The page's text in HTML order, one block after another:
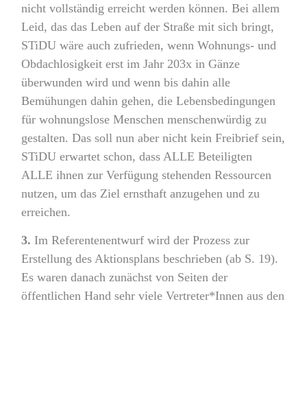
nicht vollständig erreicht werden können. Bei allem
Leid, das das Leben auf der Straße mit sich bringt,
STiDU wäre auch zufrieden, wenn Wohnungs- und
Obdachlosigkeit erst im Jahr 203x in Gänze
überwunden wird und wenn bis dahin alle
Bemühungen dahin gehen, die Lebensbedingungen
für wohnungslose Menschen menschenwürdig zu
gestalten. Das soll nun aber nicht kein Freibrief sein,
STiDU erwartet schon, dass ALLE Beteiligten
ALLE ihnen zur Verfügung stehenden Ressourcen
nutzen, um das Ziel ernsthaft anzugehen und zu
erreichen.
3. Im Referentenentwurf wird der Prozess zur
Erstellung des Aktionsplans beschrieben (ab S. 19).
Es waren danach zunächst von Seiten der
öffentlichen Hand sehr viele Vertreter*Innen aus den